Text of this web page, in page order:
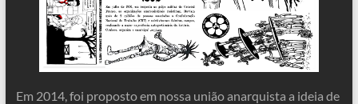
Em 2014, foi proposto em nossa união anarquista a ideia de